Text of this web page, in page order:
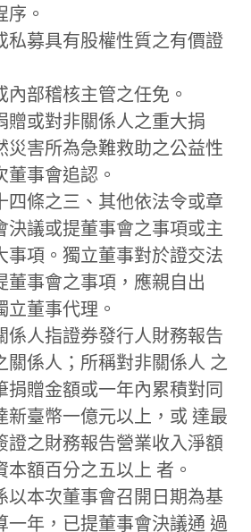
。
私募具有股權性質之有價證
部稽核主管之任免。
贈或對非關係人之重大捐
災害所為急難救助之公益性
事會追認。
四條之三、其他依法令或章
決議或提董事會之事項或主
事項。獨立董事對於證交法
董事會之事項，應親自出
董事代理。
係人指證券發行人財務報告
關係人；所稱對非關係人 之
捐贈金額或一年內累積對同
新臺幣一億元以上，或 達最
證之財務報告營業收入淨額
額百分之五以上 者。
以本次董事會召開日期為基
一年，已提董事會決議通 過